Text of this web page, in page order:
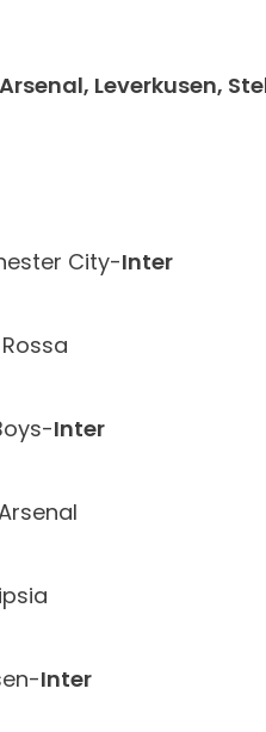
Leverkusen,
City-Inter
Inter
Inter